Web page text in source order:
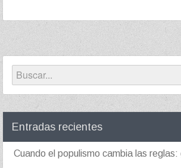
Entradas recientes
Cuando el populismo cambia las reglas: